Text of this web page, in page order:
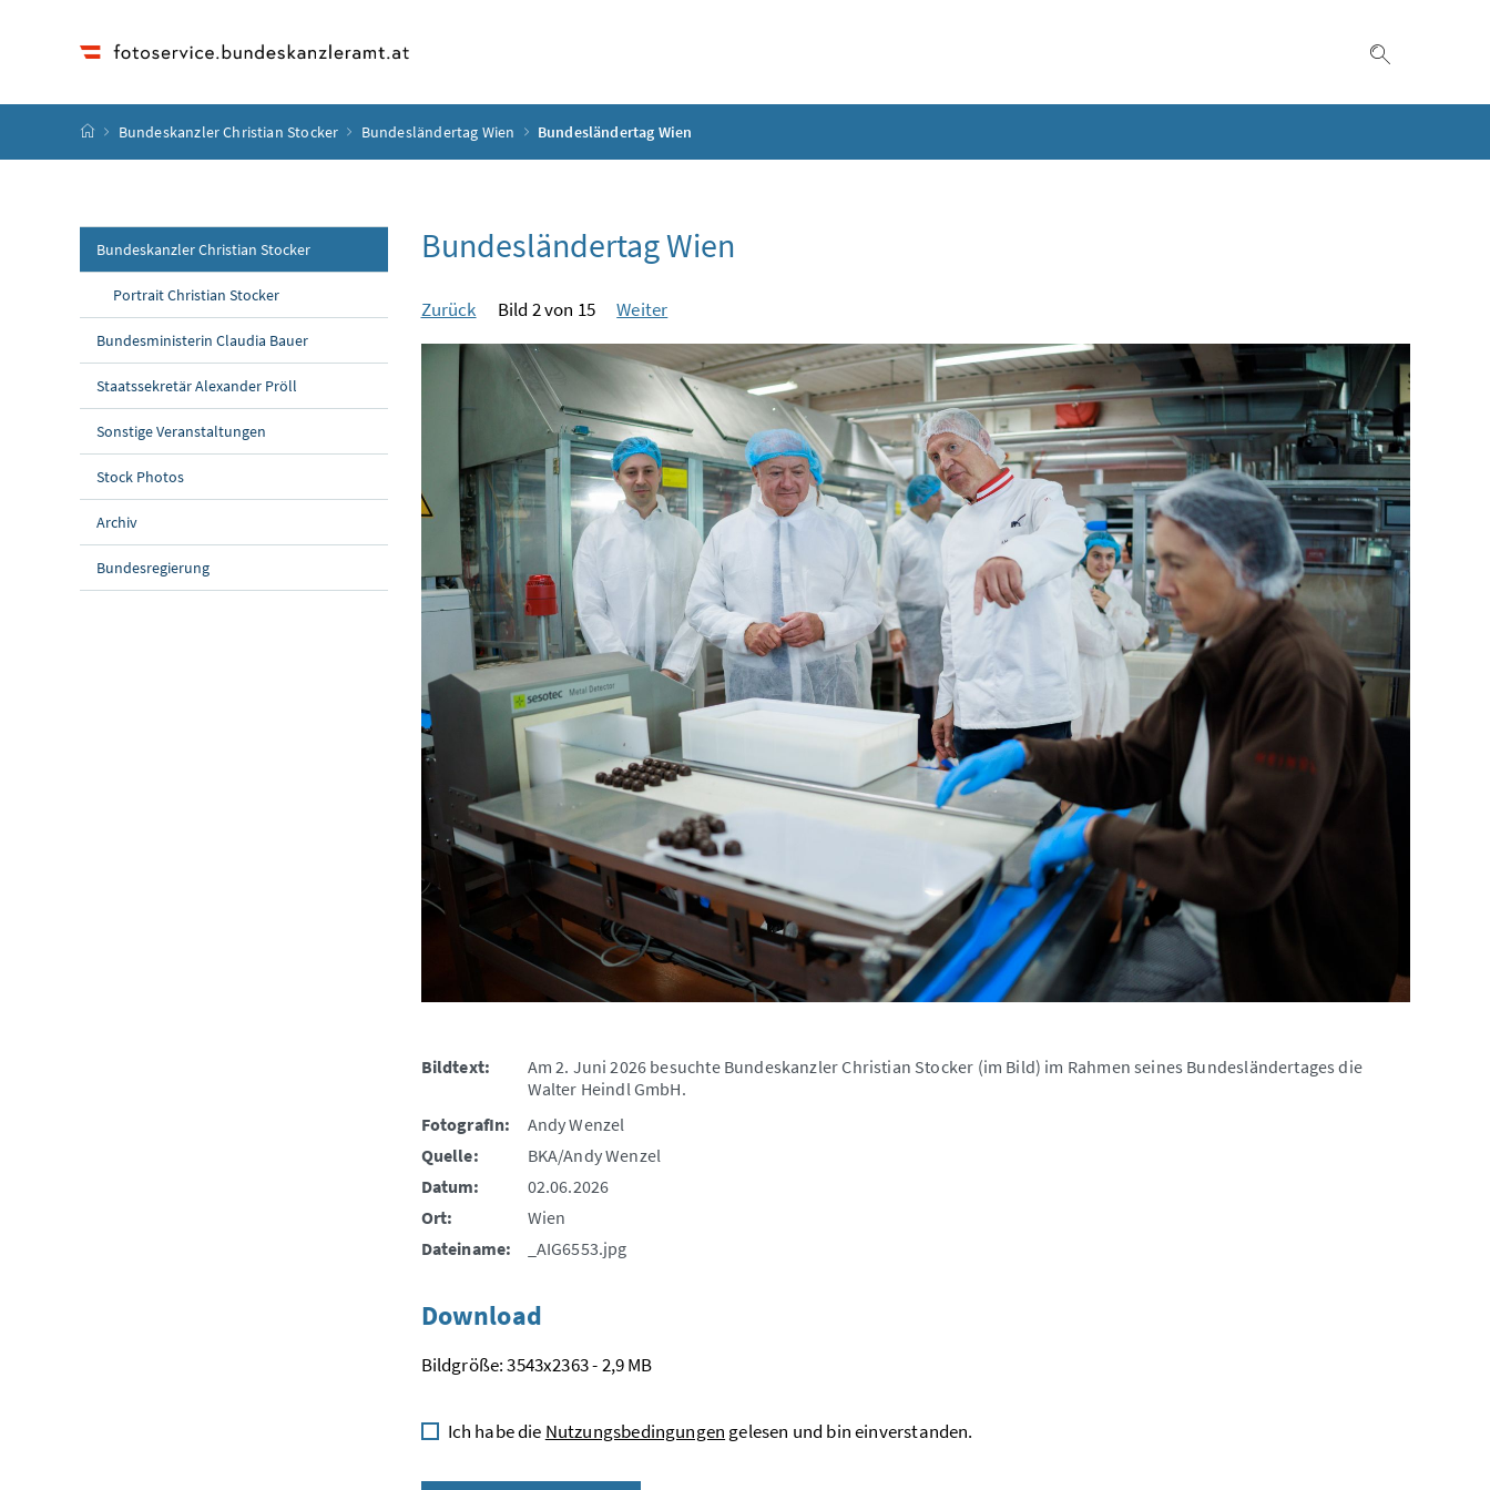
Startseite
Bundeskanzler Christian Stocker Bundesländertag Wien Bundesländertag Wien
Bundeskanzler Christian Stocker
Portrait Christian Stocker
Bundesministerin Claudia Bauer
Staatssekretär Alexander Pröll
Sonstige Veranstaltungen
Stock Photos
Archiv
Bundesregierung
Bundesländertag Wien
Zurück Bild 2 von 15 Weiter
Bildtext:
Am 2. Juni 2026 besuchte Bundeskanzler Christian Stocker (im Bild) im Rahmen seines Bundesländertages die
Walter Heindl GmbH.
FotografIn:
Andy Wenzel
Quelle:
BKA/Andy Wenzel
Datum:
02.06.2026
Ort:
Wien
Dateiname:
_AIG6553.jpg
Download
Bildgröße: 3543x2363 - 2,9 MB
Ich habe die Nutzungsbedingungen gelesen und bin einverstanden.